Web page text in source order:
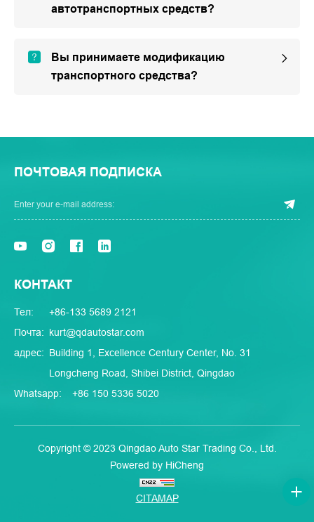
автотранспортных средств?
Вы принимаете модификацию
транспортного средства?
ПОЧТОВАЯ ПОДПИСКА
КОНТАКТ
Тел:
+86-133 5689 2121
Почта: kurt@qdautostar.com
адрес: Building 1, Excellence Century Center, No. 31
Longcheng Road, Shibei District, Qingdao
Whatsapp:
+86 150 5336 5020
Copyright © 2023 Qingdao Auto Star Trading Co., Ltd.
Powered by HiCheng
CITAMAP